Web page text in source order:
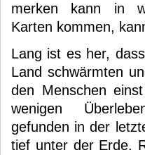
merken kann in
Karten kommen,
Lang ist es her,
Land schwärmten
den Menschen
wenigen
gefunden in der
tief unter der Erde.